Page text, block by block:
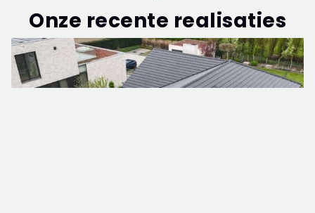
Onze recente realisaties